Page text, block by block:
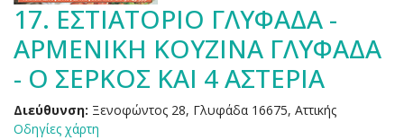
17. ΕΣΤΙΑΤΟΡΙΟ ΓΛΥΦΑΔΑ -
ΑΡΜΕΝΙΚΗ ΚΟΥΖΙΝΑ ΓΛΥΦΑΔΑ
- Ο ΣΕΡΚΟΣ ΚΑΙ 4 ΑΣΤΕΡΙΑ
Διεύθυνση: Ξενοφώντος 28, Γλυφάδα 16675, Αττικής
Οδηγίες χάρτη